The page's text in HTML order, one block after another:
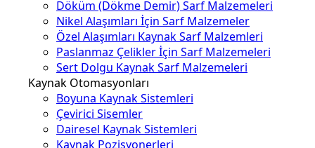
Döküm (Dökme Demir) Sarf Malzemeleri
Nikel Alaşımları İçin Sarf Malzemeler
Özel Alaşımları Kaynak Sarf Malzemleri
Paslanmaz Çelikler İçin Sarf Malzemeleri
Sert Dolgu Kaynak Sarf Malzemeleri
Kaynak Otomasyonları
Boyuna Kaynak Sistemleri
Çevirici Sisemler
Dairesel Kaynak Sistemleri
Kaynak Pozisyonerleri